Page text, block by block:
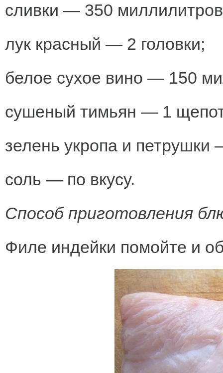
сливки — 350
лук красный — 2 головки;
белое сухое вино — 150
сушеный тимьян — 1
зелень укропа и петрушки
соль — по вкусу.
Способ приготовления
Филе индейки помойте и